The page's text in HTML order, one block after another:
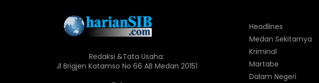
Redaksi &Tata Usaha:
Jl Brigjen Katamso No 66 AB Medan 20151
Headlines
Medan Sekitarnya
Kriminal
Martabe
Dalam Negeri